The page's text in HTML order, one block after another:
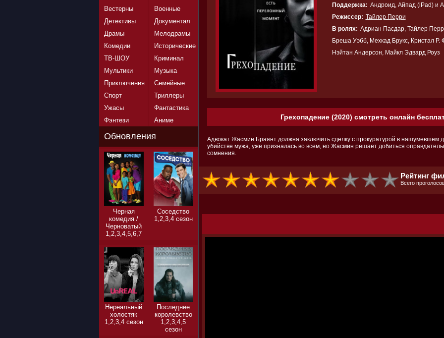
Поддержка: Андроид, Айпад (iPad) и
Режиссер: Тайлер Перри
В ролях: Адриан Пасдар, Тайлер
Бреша Уэбб, Мехкад Брукс, Кристал
Нэйтан Андерсон, Майкл Эдвард Роуз
Грехопадение (2020) смотреть онлайн
Адвокат Жасмин Браянт должна заключить сделку с прокуратурой в нашумевшем
убийстве мужа, уже призналась во всем, но Жасмин решает добиться
сомнения.
Рейтинг
Всего
Вестерны
Военные
Детективы
Документал
Драмы
Мелодрамы
Комедии
Исторические
ТВ-ШОУ
Криминал
Мультики
Музыка
Приключения
Семейные
Спорт
Триллеры
Ужасы
Фантастика
Фэнтези
Аниме
Обновления
Черная
комедия /
Черноватый
1,2,3,4,5,6,7
Соседство
1,2,3,4 сезон
Нереальный
холостяк
1,2,3,4 сезон
Последнее
королевство
1,2,3,4,5
сезон